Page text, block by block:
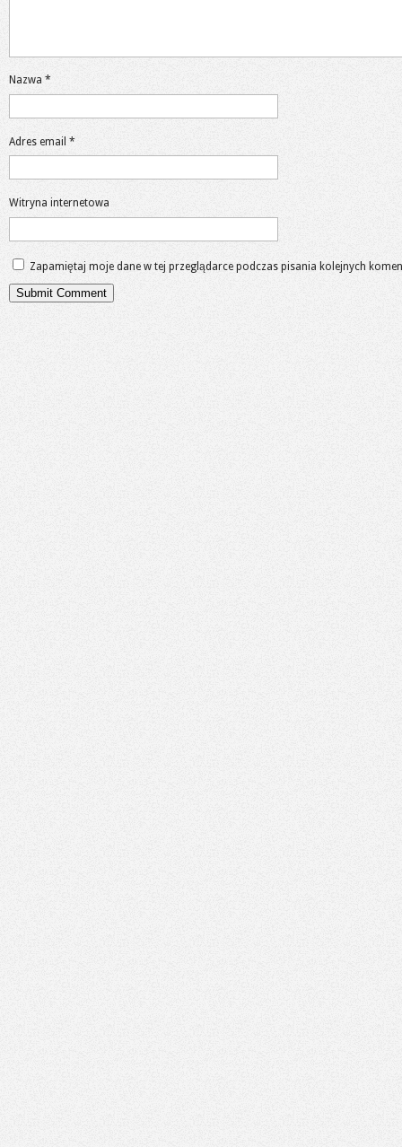
Nazwa *
Adres email *
Witryna internetowa
Zapamiętaj moje dane w tej przeglądarce podczas pisania kolejnych